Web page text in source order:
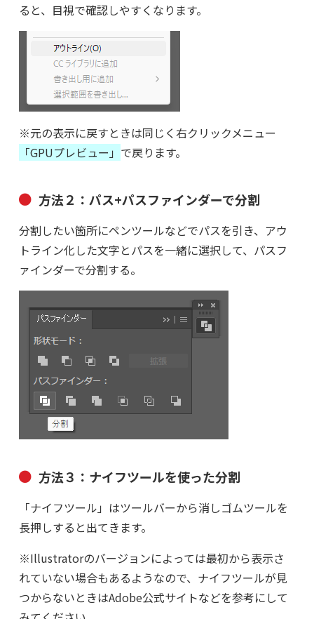
ると、目視で確認しやすくなります。
※元の表示に戻すときは同じく右クリックメニュー
「GPUプレビュー」 で戻ります。
方法２：パス+パスファインダーで分割
分割したい箇所にペンツールなどでパスを引き、アウ
トライン化した文字とパスを一緒に選択して、パスフ
ァインダーで分割する。
方法３：ナイフツールを使った分割
「ナイフツール」はツールバーから消しゴムツールを
長押しすると出てきます。
※Illustratorのバージョンによっては最初から表示さ
れていない場合もあるようなので、ナイフツールが見
つからないときはAdobe公式サイトなどを参考にして